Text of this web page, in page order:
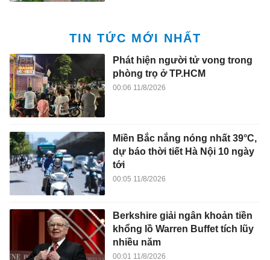
TIN TỨC MỚI NHẤT
Phát hiện người tử vong trong
phòng trọ ở TP.HCM
00:06 11/8/2026
Miền Bắc nắng nóng nhất 39°C,
dự báo thời tiết Hà Nội 10 ngày
tới
00:05 11/8/2026
Berkshire giải ngân khoản tiền
khổng lồ Warren Buffet tích lũy
nhiều năm
00:01 11/8/2026